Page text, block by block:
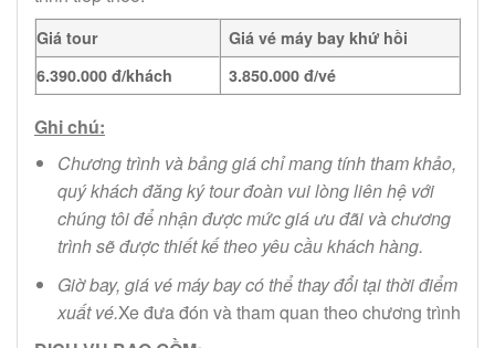
Giá tour
Giá vé máy bay khứ hồi
6.390.000 đ/khách
3.850.000 đ/vé
Ghi chú:
Chương trình và bảng giá chỉ mang tính tham khảo,
quý khách đăng ký tour đoàn vui lòng liên hệ với
chúng tôi để nhận được mức giá ưu đãi và chương
trình sẽ được thiết kế theo yêu cầu khách hàng.
Giờ bay, giá vé máy bay có thể thay đổi tại thời điểm
xuất vé.Xe đưa đón và tham quan theo chương trình